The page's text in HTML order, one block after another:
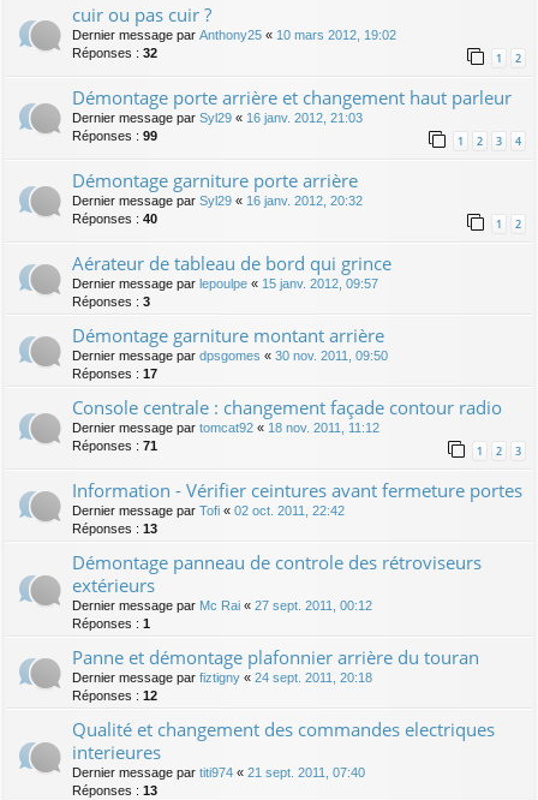
cuir ou pas cuir ?
Dernier message par Anthony25 « 10 mars 2012, 19:02
Réponses : 32 1 2
Démontage porte arrière et changement haut parleur
Dernier message par Syl29 « 16 janv. 2012, 21:03
Réponses : 99 1 2 3 4
Démontage garniture porte arrière
Dernier message par Syl29 « 16 janv. 2012, 20:32
Réponses : 40 1 2
Aérateur de tableau de bord qui grince
Dernier message par lepoulpe « 15 janv. 2012, 09:57
Réponses : 3
Démontage garniture montant arrière
Dernier message par dpsgomes « 30 nov. 2011, 09:50
Réponses : 17
Console centrale : changement façade contour radio
Dernier message par tomcat92 « 18 nov. 2011, 11:12
Réponses : 71 1 2 3
Information - Vérifier ceintures avant fermeture portes
Dernier message par Tofi « 02 oct. 2011, 22:42
Réponses : 13
Démontage panneau de controle des rétroviseurs
extérieurs
Dernier message par Mc Rai « 27 sept. 2011, 00:12
Réponses : 1
Panne et démontage plafonnier arrière du touran
Dernier message par fiztigny « 24 sept. 2011, 20:18
Réponses : 12
Qualité et changement des commandes electriques
interieures
Dernier message par titi974 « 21 sept. 2011, 07:40
Réponses : 13